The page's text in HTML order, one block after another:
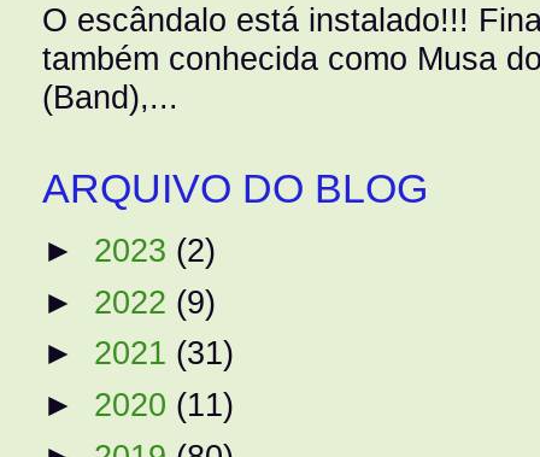
O escândalo está instalado!!!
também conhecida como Musa
(Band),...
ARQUIVO DO BLOG
► 2023 (2)
► 2022 (9)
► 2021 (31)
► 2020 (11)